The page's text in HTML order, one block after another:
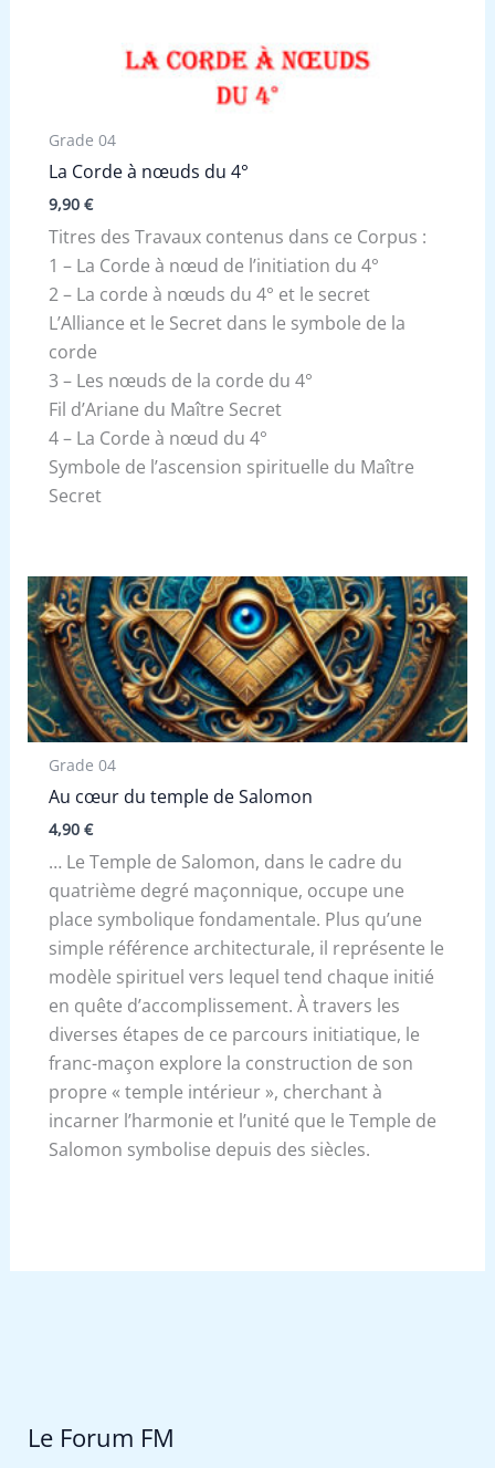
Grade 04
La Corde à nœuds du 4°
9,90 €
Titres des Travaux contenus dans ce Corpus :
1 – La Corde à nœud de l’initiation du 4°
2 – La corde à nœuds du 4° et le secret
L’Alliance et le Secret dans le symbole de la
corde
3 – Les nœuds de la corde du 4°
Fil d’Ariane du Maître Secret
4 – La Corde à nœud du 4°
Symbole de l’ascension spirituelle du Maître
Secret
Grade 04
Au cœur du temple de Salomon
4,90 €
… Le Temple de Salomon, dans le cadre du
quatrième degré maçonnique, occupe une
place symbolique fondamentale. Plus qu’une
simple référence architecturale, il représente le
modèle spirituel vers lequel tend chaque initié
en quête d’accomplissement. À travers les
diverses étapes de ce parcours initiatique, le
franc-maçon explore la construction de son
propre « temple intérieur », cherchant à
incarner l’harmonie et l’unité que le Temple de
Salomon symbolise depuis des siècles.
Le Forum FM